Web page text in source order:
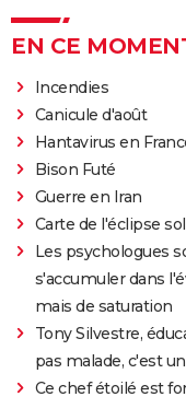
EN CE
Incendies
Canicule d'août
Hantavirus en
Bison Futé
Guerre en Iran
Carte de l'éclipse
Les psychologues
s'accumuler dans
mais de saturation
Tony Silvestre,
pas malade, c'est
Ce chef étoilé est